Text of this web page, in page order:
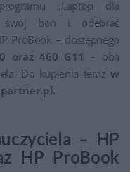
„Laptop dla
swój bon i odebrać
ProBook – dostępnego
oraz 460 G11 – oba
Do kupienia terazw
– HP
HP ProBook